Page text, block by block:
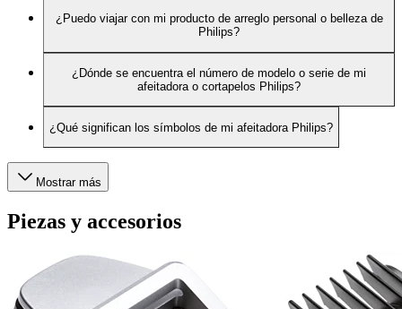
¿Puedo viajar con mi producto de arreglo personal o belleza de
Philips?
¿Dónde se encuentra el número de modelo o serie de mi
afeitadora o cortapelos Philips?
¿Qué significan los símbolos de mi afeitadora Philips?
Mostrar más
Piezas y accesorios